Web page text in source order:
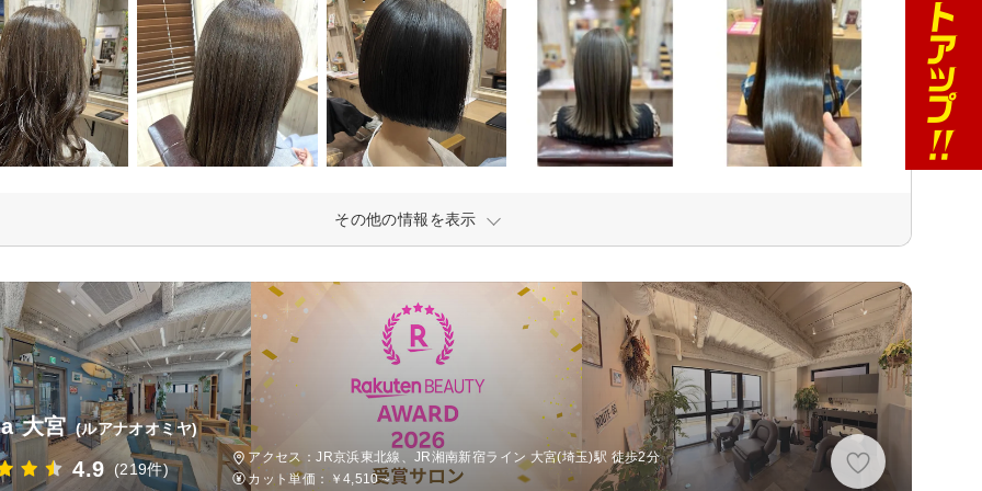
その他の情報を表示
大宮 (ルアナオオミヤ)
4.9 (219件)
アクセス：JR京浜東北線、JR湘南新宿ライン 大宮(埼玉)駅 徒歩2分
カット単価：￥4,510～